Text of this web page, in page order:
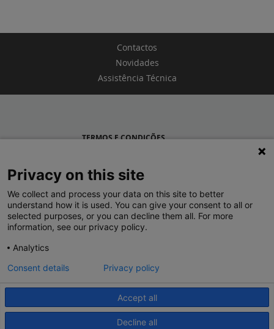
Contactos
Novidades
Assistência Técnica
TERMOS E CONDIÇÕES
LEGRAND PORTUGAL
GRUPO LEGRAND NO MUNDO
© 2020 Legrand. Todos os direitos reservados.
Privacy on this site
We collect and process your data on this site to better
understand how it is used. You can give your consent to all or
selected purposes, or you can decline them all. For more
information, see our privacy policy.
Analytics
Accept all
Decline all
Consent details Privacy policy